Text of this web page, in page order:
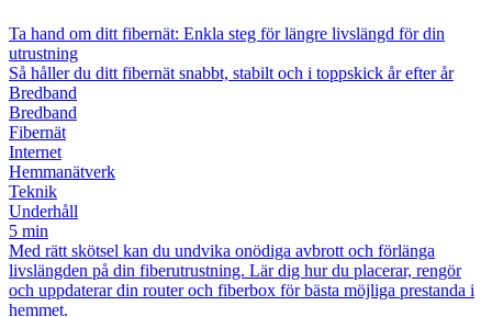
Ta hand om ditt fibernät: Enkla steg för längre livslängd för din
utrustning
Så håller du ditt fibernät snabbt, stabilt och i toppskick år efter år
Bredband
Bredband
Fibernät
Internet
Hemmanätverk
Teknik
Underhåll
5 min
Med rätt skötsel kan du undvika onödiga avbrott och förlänga
livslängden på din fiberutrustning. Lär dig hur du placerar, rengör
och uppdaterar din router och fiberbox för bästa möjliga prestanda i
hemmet.